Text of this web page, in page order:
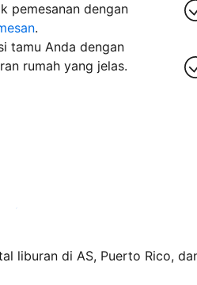
pemesanan dengan
.
tamu Anda dengan
rumah yang jelas.
kami sekarang
liburan di AS, Puerto Rico,